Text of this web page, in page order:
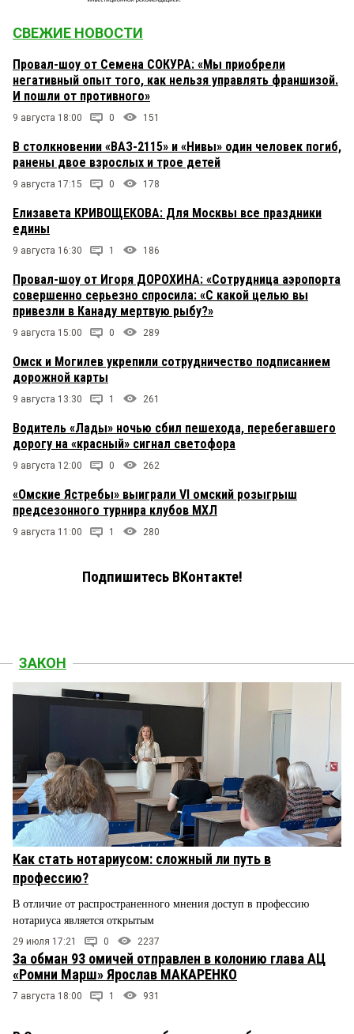
СВЕЖИЕ НОВОСТИ
Провал-шоу от Семена СОКУРА: «Мы приобрели
негативный опыт того, как нельзя управлять франшизой.
И пошли от противного»
9 августа 18:00 0 151
В столкновении «ВАЗ-2115» и «Нивы» один человек погиб,
ранены двое взрослых и трое детей
9 августа 17:15 0 178
Елизавета КРИВОЩЕКОВА: Для Москвы все праздники
едины
9 августа 16:30 1 186
Провал-шоу от Игоря ДОРОХИНА: «Сотрудница аэропорта
совершенно серьезно спросила: «С какой целью вы
привезли в Канаду мертвую рыбу?»
9 августа 15:00 0 289
Омск и Могилев укрепили сотрудничество подписанием
дорожной карты
9 августа 13:30 1 261
Водитель «Лады» ночью сбил пешехода, перебегавшего
дорогу на «красный» сигнал светофора
9 августа 12:00 0 262
«Омские Ястребы» выиграли VI омский розыгрыш
предсезонного турнира клубов МХЛ
9 августа 11:00 1 280
Подпишитесь ВКонтакте!
ЗАКОН
Как стать нотариусом: сложный ли путь в
профессию?
В отличие от распространенного мнения доступ в профессию
нотариуса является открытым
29 июля 17:21 0 2237
За обман 93 омичей отправлен в колонию глава АЦ
«Ромни Марш» Ярослав МАКАРЕНКО
7 августа 18:00 1 931